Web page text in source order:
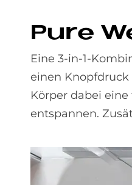
Pure
Eine 3-in-1-
einen
Körper dabei
entspannen.